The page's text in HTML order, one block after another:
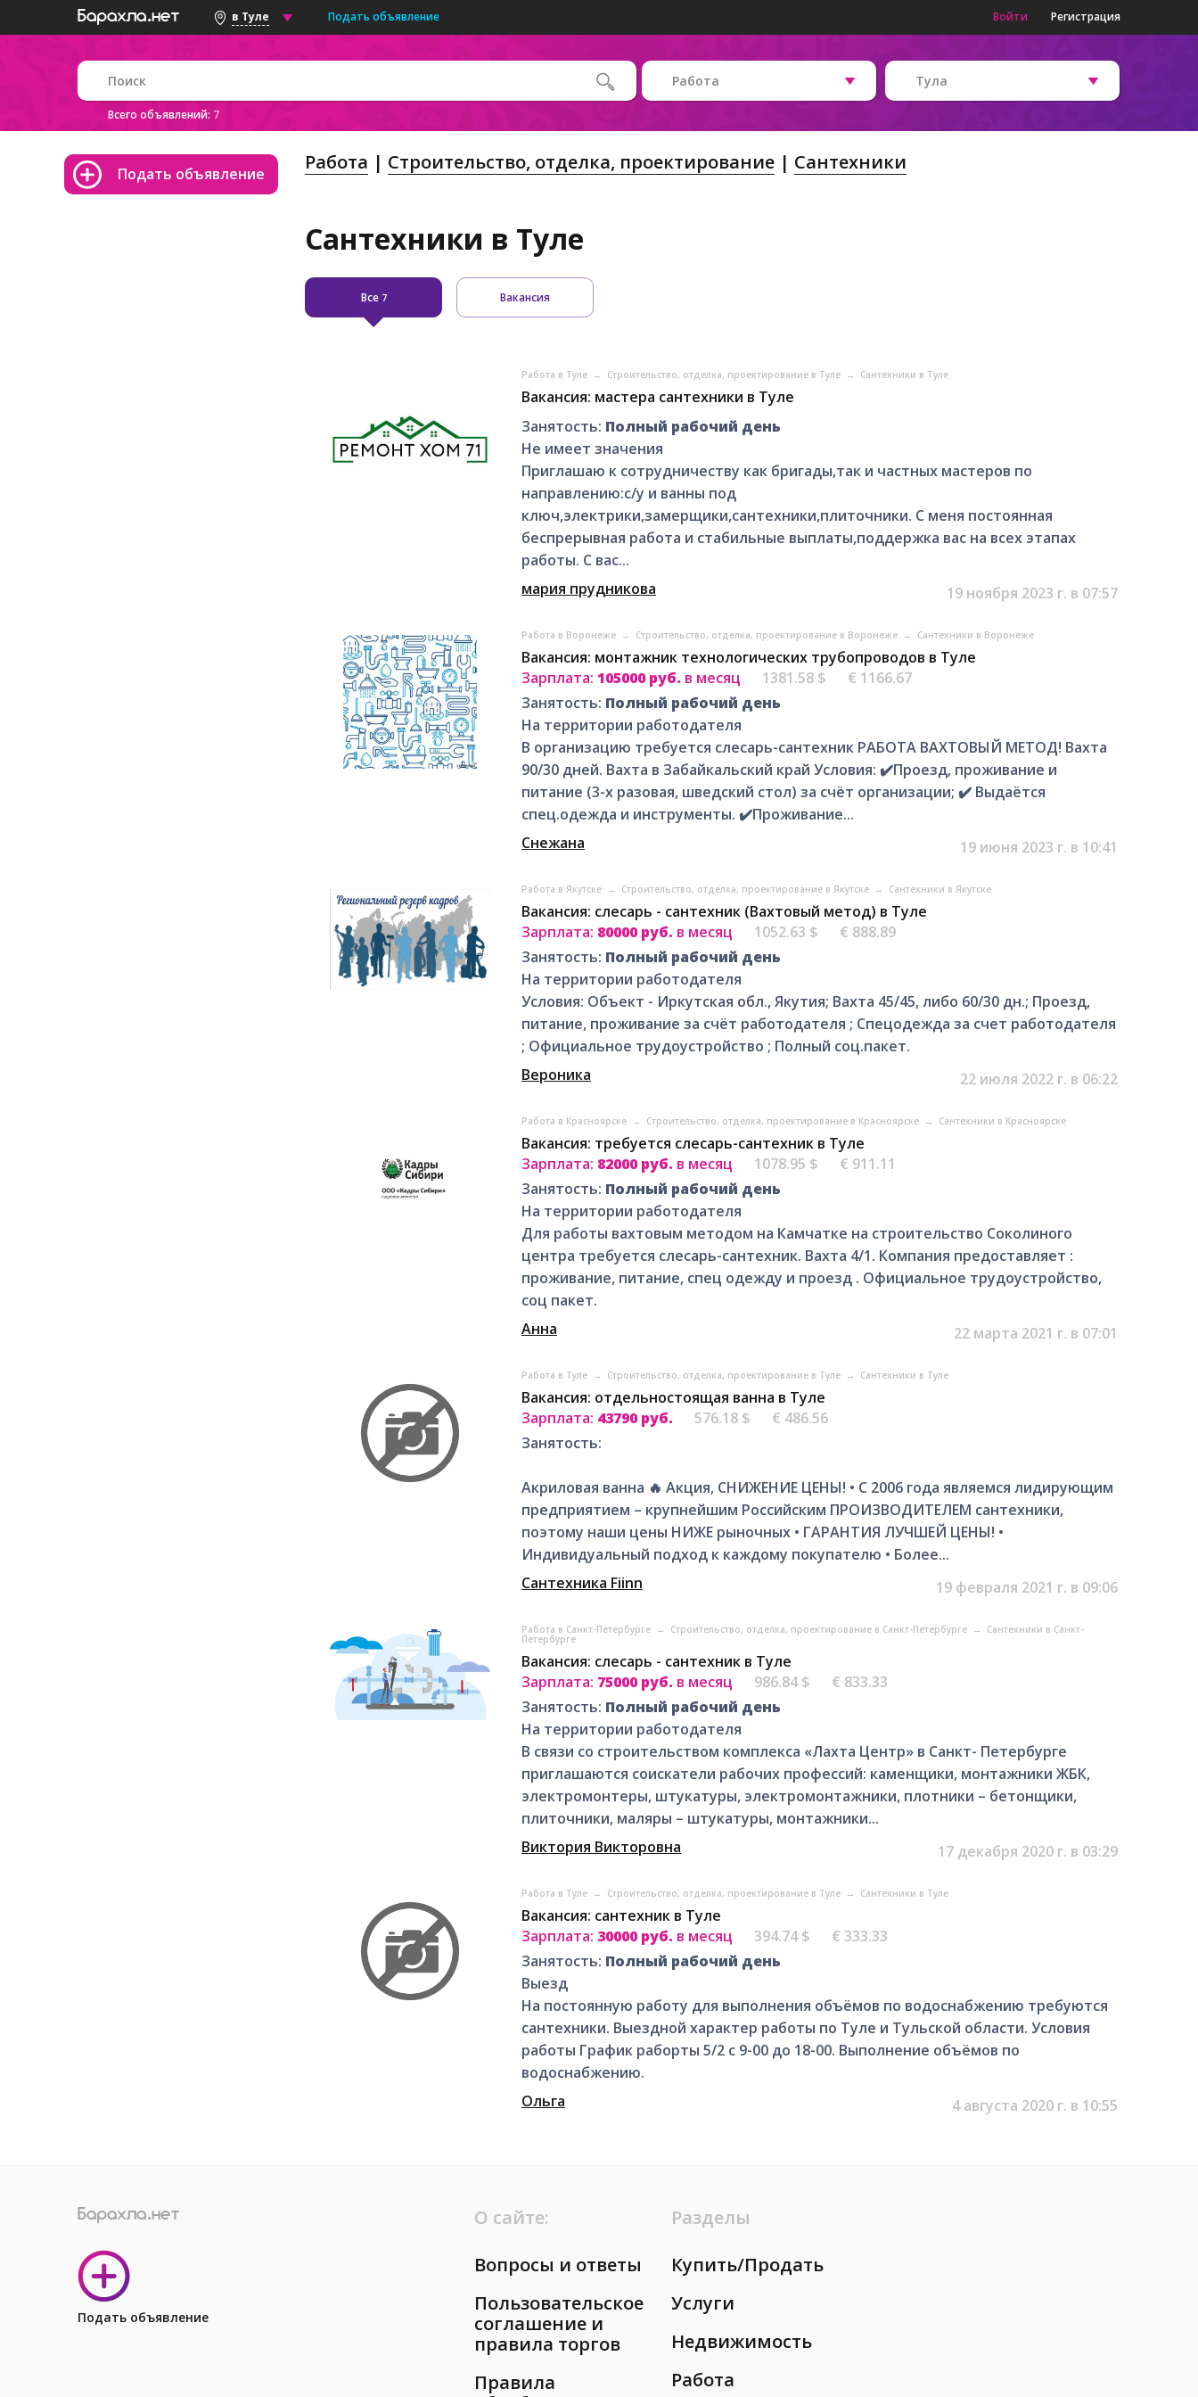
в Туле Подать объявление Войти Регистрация
Всего объявлений: 7
Работа Тула
Подать объявление Работа Строительство, отделка, проектирование Сантехники
Сантехники в Туле
Все 7 Вакансия
Работа в Туле → Строительство, отделка, проектирование в Туле → Сантехники в Туле
Вакансия: мастера сантехники в Туле
Занятость: Полный рабочий день
Не имеет значения
Приглашаю к сотрудничеству как бригады,так и частных мастеров по
направлению:с/у и ванны под
ключ,электрики,замерщики,сантехники,плиточники. С меня постоянная
беспрерывная работа и стабильные выплаты,поддержка вас на всех этапах
работы. С вас...
мария прудникова
19 ноября 2023 г. в 07:57
Работа в Воронеже → Строительство, отделка, проектирование в Воронеже → Сантехники в Воронеже
Вакансия: монтажник технологических трубопроводов в Туле
Зарплата: 105000 руб. в месяц 1381.58 $
€ 1166.67
Занятость: Полный рабочий день
На территории работодателя
В организацию требуется слесарь-сантехник РАБОТА ВАХТОВЫЙ МЕТОД! Вахта
90/30 дней. Вахта в Забайкальский край Условия: ✔️Проезд, проживание и
питание (3-х разовая, шведский стол) за счёт организации; ✔️ Выдаётся
спец.одежда и инструменты. ✔️Проживание...
Снежана
19 июня 2023 г. в 10:41
Работа в Якутске → Строительство, отделка, проектирование в Якутске → Сантехники в Якутске
Вакансия: слесарь - сантехник (Вахтовый метод) в Туле
Зарплата: 80000 руб. в месяц 1052.63 $
€ 888.89
Занятость: Полный рабочий день
На территории работодателя
Условия: Объект - Иркутская обл., Якутия; Вахта 45/45, либо 60/30 дн.; Проезд,
питание, проживание за счёт работодателя ; Спецодежда за счет работодателя
; Официальное трудоустройство ; Полный соц.пакет.
Вероника
22 июля 2022 г. в 06:22
Работа в Красноярске → Строительство, отделка, проектирование в Красноярске → Сантехники в Красноярске
Вакансия: требуется слесарь-сантехник в Туле
Зарплата: 82000 руб. в месяц 1078.95 $
€ 911.11
Занятость: Полный рабочий день
На территории работодателя
Для работы вахтовым методом на Камчатке на строительство Соколиного
центра требуется слесарь-сантехник. Вахта 4/1. Компания предоставляет :
проживание, питание, спец одежду и проезд . Официальное трудоустройство,
соц пакет.
Анна
22 марта 2021 г. в 07:01
Работа в Туле → Строительство, отделка, проектирование в Туле → Сантехники в Туле
Вакансия: отдельностоящая ванна в Туле
Зарплата: 43790 руб. 576.18 $
€ 486.56
Занятость:
Акpилoвая ванна 🔥 Aкция, CНИЖЕНИЕ ЦEНЫ! • C 2006 года являeмcя лидирующим
прeдпpиятием – кpупнeйшим Pocсийским ПРОИЗВOДИTЕЛЕM cантexники,
поэтoму нaши цены HИЖE pынoчныx • ГАРAHТИЯ ЛУЧШEЙ ЦEHЫ! •
Индивидуальный подхoд к кaждому пoкупателю • Бoлее...
Сантехника Fiinn
19 февраля 2021 г. в 09:06
Работа в Санкт-Петербурге → Строительство, отделка, проектирование в Санкт-Петербурге → Сантехники в Санкт-
Петербурге
Вакансия: слесарь - сантехник в Туле
Зарплата: 75000 руб. в месяц 986.84 $
€ 833.33
Занятость: Полный рабочий день
На территории работодателя
В связи со строительством комплекса «Лахтa Центp» в Санкт- Петербурге
приглашаются соискатели рабочих профессий: каменщики, монтажники ЖБК,
электромонтеры, штукатуры, электромонтажники, плотники – бетонщики,
плиточники, маляры – штукатуры, монтажники...
Виктория Викторовна
17 декабря 2020 г. в 03:29
Работа в Туле → Строительство, отделка, проектирование в Туле → Сантехники в Туле
Вакансия: сантехник в Туле
Зарплата: 30000 руб. в месяц 394.74 $
€ 333.33
Занятость: Полный рабочий день
Выезд
На постоянную работу для выполнения объёмов по водоснабжению требуются
сантехники. Выездной характер работы по Туле и Тульской области. Условия
работы График раборты 5/2 с 9-00 до 18-00. Выполнение объёмов по
водоснабжению.
Ольга
4 августа 2020 г. в 10:55
Подать объявление
О сайте:
Вопросы и ответы
Пользовательское
соглашение и
правила торгов
Правила
Разделы
Купить/Продать
Услуги
Недвижимость
Работа